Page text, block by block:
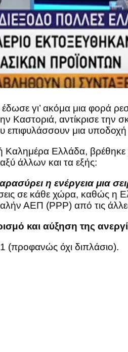
γι’ ακόμα μια φορά
Καστοριά, αντίκρισε
μια
Ελλάδα,
άλλων και τα εξής:
η ενέργεια μια
σε κάθε χώρα, καθώς η
ΑΕΠ (ΡΡΡ) από τις
και αύξηση της
(προφανώς όχι διπλάσιο).